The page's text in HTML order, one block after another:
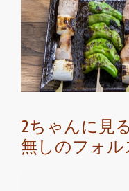
2ちゃんに見
無しのフォ